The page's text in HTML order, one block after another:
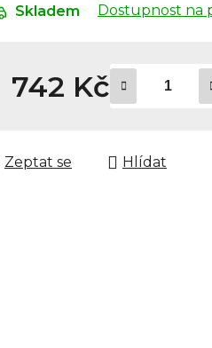
Skladem Dostupnost na
742 Kč
Zeptat se Hlídat